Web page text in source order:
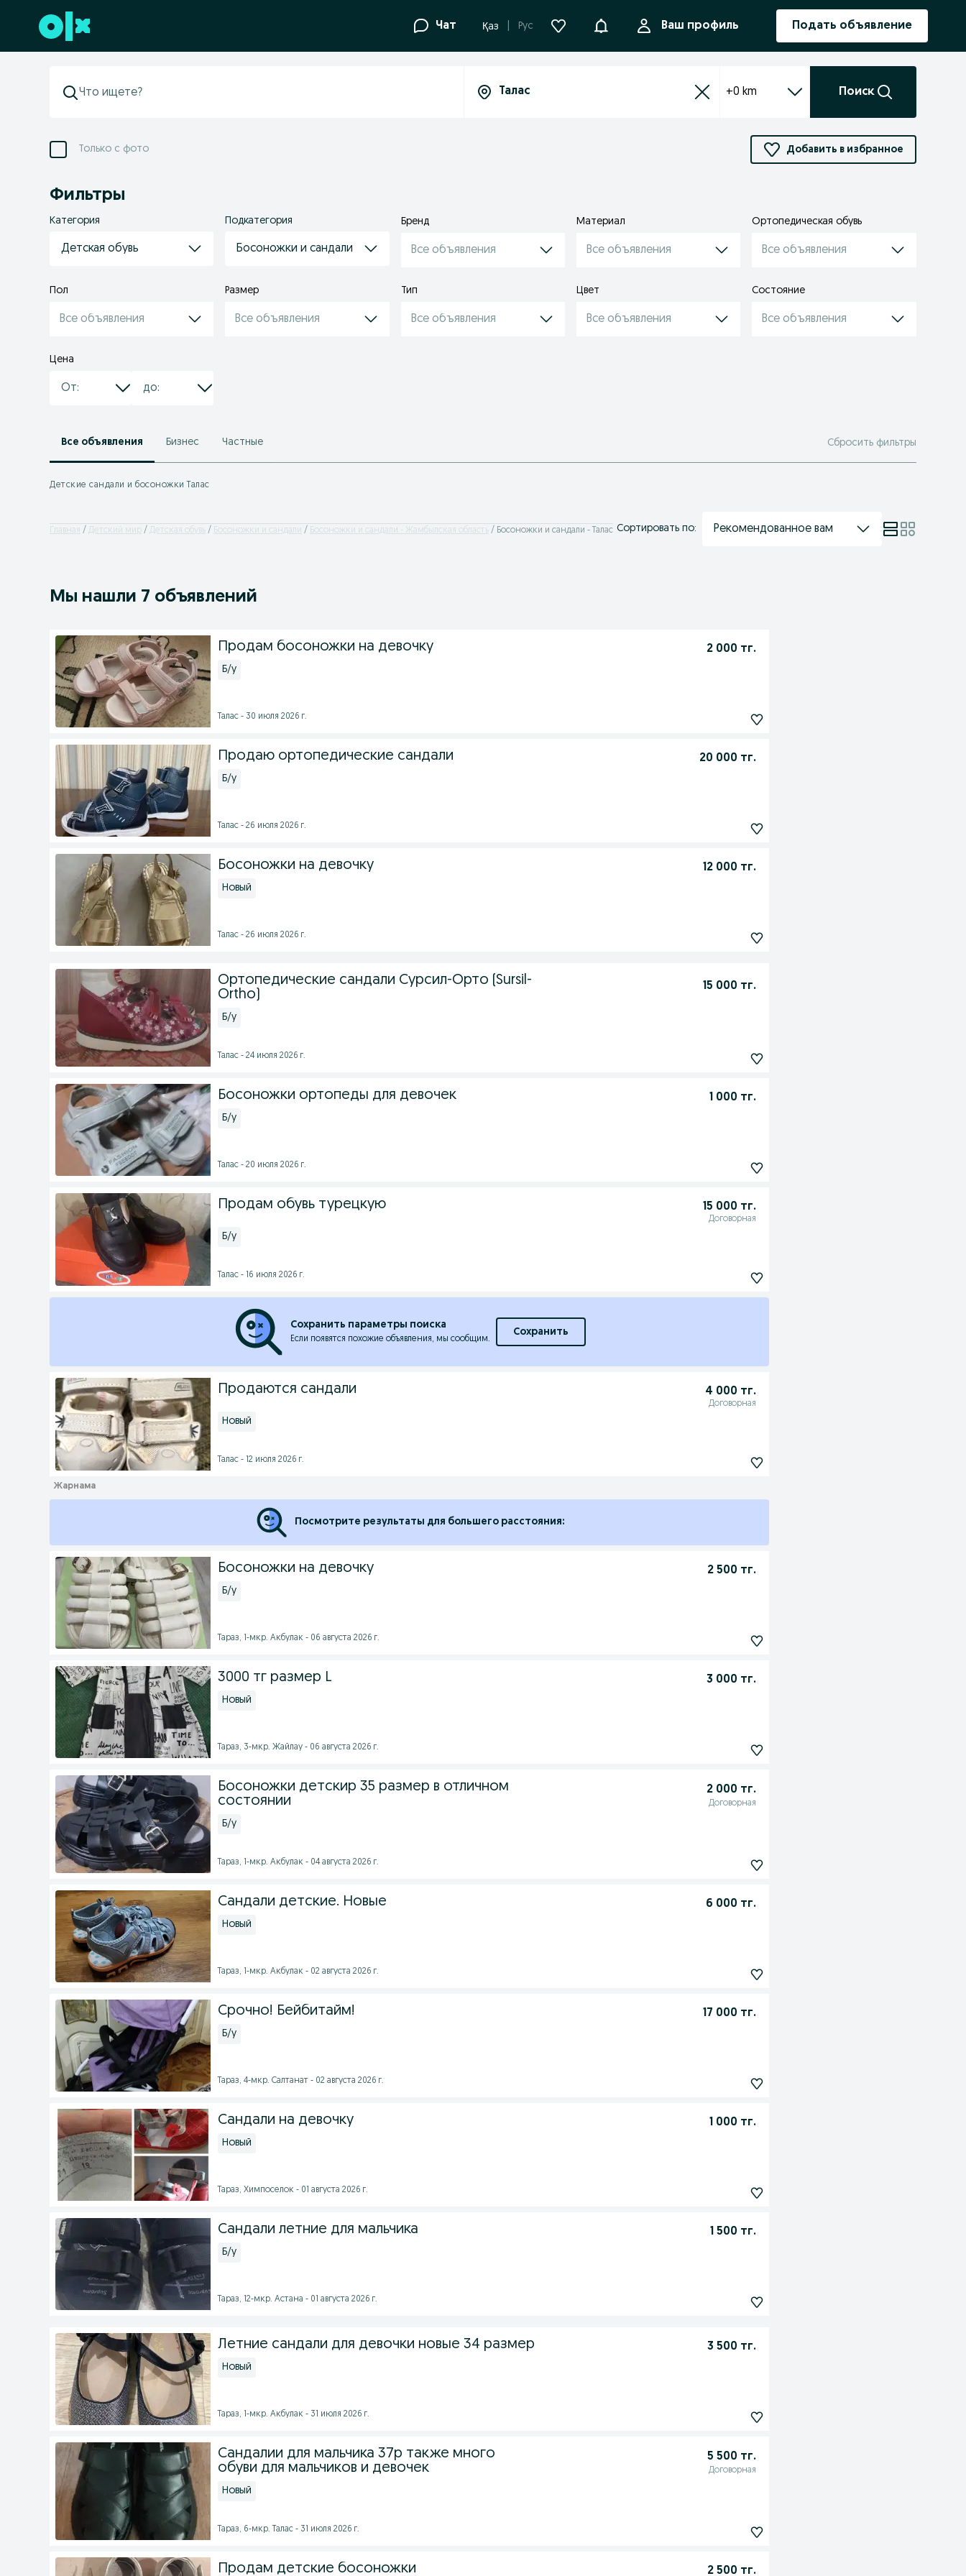
Перейти к нижнему колонтитулу Чат Қаз Рус УведомленияВаш профиль Подать объявление
+0 km Поиск
Только с фото Добавить в избранное
Фильтры
Категория
Детская обувь
Подкатегория
Босоножки и сандали
Бренд
Все объявления
Материал
Все объявления
Ортопедическая обувь
Все объявления
Пол
Все объявления
Размер
Все объявления
Тип
Все объявления
Цвет
Все объявления
Состояние
Все объявления
Цена
Все объявления Бизнес Частные Сбросить фильтры
Детские сандали и босоножки Талас
Главная Детский мир Детская обувь Босоножки и сандали Босоножки и сандали - Жамбылская область Босоножки и сандали - Талас Сортировать по: Рекомендованное вам
Мы нашли 7 объявлений
Продам босоножки на девочку 2 000 тг.
Б/у
Талас - 30 июля 2026 г.
Продаю ортопедические сандали 20 000 тг.
Б/у
Талас - 26 июля 2026 г.
Босоножки на девочку 12 000 тг.
Новый
Талас - 26 июля 2026 г.
Ортопедические сандали Сурсил-Орто (Sursil-
Ortho)
15 000 тг.
Б/у
Талас - 24 июля 2026 г.
Босоножки ортопеды для девочек 1 000 тг.
Б/у
Талас - 20 июля 2026 г.
Продам обувь турецкую 15 000 тг.
Договорная
Б/у
Талас - 16 июля 2026 г.
Сохранить параметры поиска
Если появятся похожие объявления, мы сообщим.
Сохранить
Продаются сандали 4 000 тг.
Договорная
Новый
Талас - 12 июля 2026 г.
Посмотрите результаты для большего расстояния:
Босоножки на девочку 2 500 тг.
Б/у
Тараз, 1-мкр. Акбулак - 06 августа 2026 г.
3000 тг размер L 3 000 тг.
Новый
Тараз, 3-мкр. Жайлау - 06 августа 2026 г.
Босоножки детскир 35 размер в отличном
состоянии
2 000 тг.
Договорная
Б/у
Тараз, 1-мкр. Акбулак - 04 августа 2026 г.
Сандали детские. Новые 6 000 тг.
Новый
Тараз, 1-мкр. Акбулак - 02 августа 2026 г.
Срочно! Бейбитайм! 17 000 тг.
Б/у
Тараз, 4-мкр. Салтанат - 02 августа 2026 г.
Сандали на девочку 1 000 тг.
Новый
Тараз, Химпоселок - 01 августа 2026 г.
Сандали летние для мальчика 1 500 тг.
Б/у
Тараз, 12-мкр. Астана - 01 августа 2026 г.
Летние сандали для девочки новые 34 размер 3 500 тг.
Новый
Тараз, 1-мкр. Акбулак - 31 июля 2026 г.
Сандалии для мальчика 37р также много
обуви для мальчиков и девочек
5 500 тг.
Договорная
Новый
Тараз, 6-мкр. Талас - 31 июля 2026 г.
Продам детские босоножки 2 500 тг.